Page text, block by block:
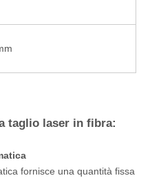
taglio laser in fibra:
fornisce una quantità fissa